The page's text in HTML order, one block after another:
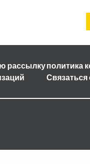
рассылкуполитика
Связаться